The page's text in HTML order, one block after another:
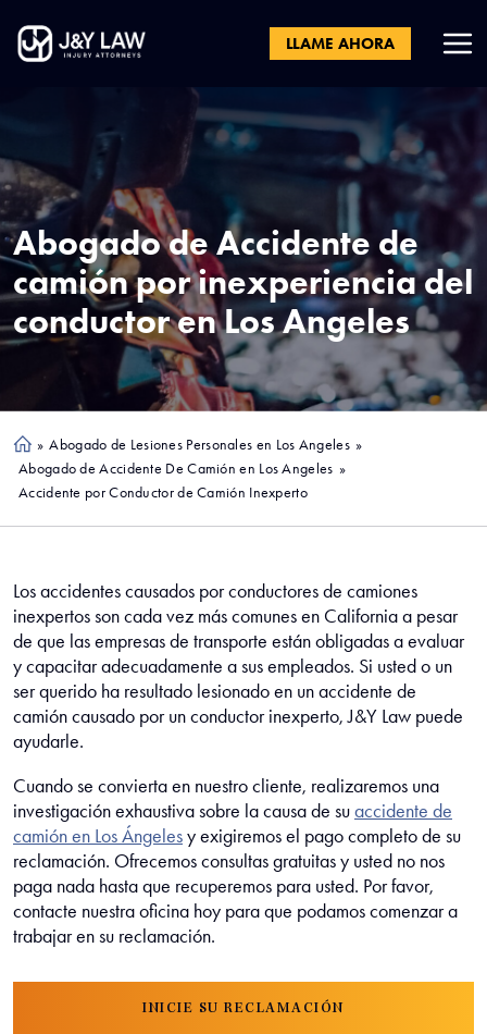
LLAME AHORA
Abogado de Accidente de
camión por inexperiencia del
conductor enLos Angeles
Ho
me
» Abogado de Lesiones Personales en Los Angeles »
Abogado de Accidente De Camión en Los Angeles »
Accidente por Conductor de Camión Inexperto
Los accidentes causados por conductores de camiones
inexpertos son cada vez más comunes en California a pesar
de que las empresas de transporte están obligadas a evaluar
y capacitar adecuadamente a sus empleados. Si usted o un
ser querido ha resultado lesionado en un accidente de
camión causado por un conductor inexperto, J&Y Law puede
ayudarle.
Cuando se convierta en nuestro cliente, realizaremos una
investigación exhaustiva sobre la causa de suaccidente de
camión en Los Ángelesy exigiremos el pago completo de su
reclamación. Ofrecemos consultas gratuitas y usted no nos
paga nada hasta que recuperemos para usted. Por favor,
contacte nuestra oficina hoy para que podamos comenzar a
trabajar en su reclamación.
INICIE SU RECLAMACIÓN